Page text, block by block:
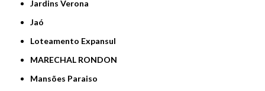
Jardins Verona
Jaó
Loteamento Expansul
MARECHAL RONDON
Mansões Paraiso